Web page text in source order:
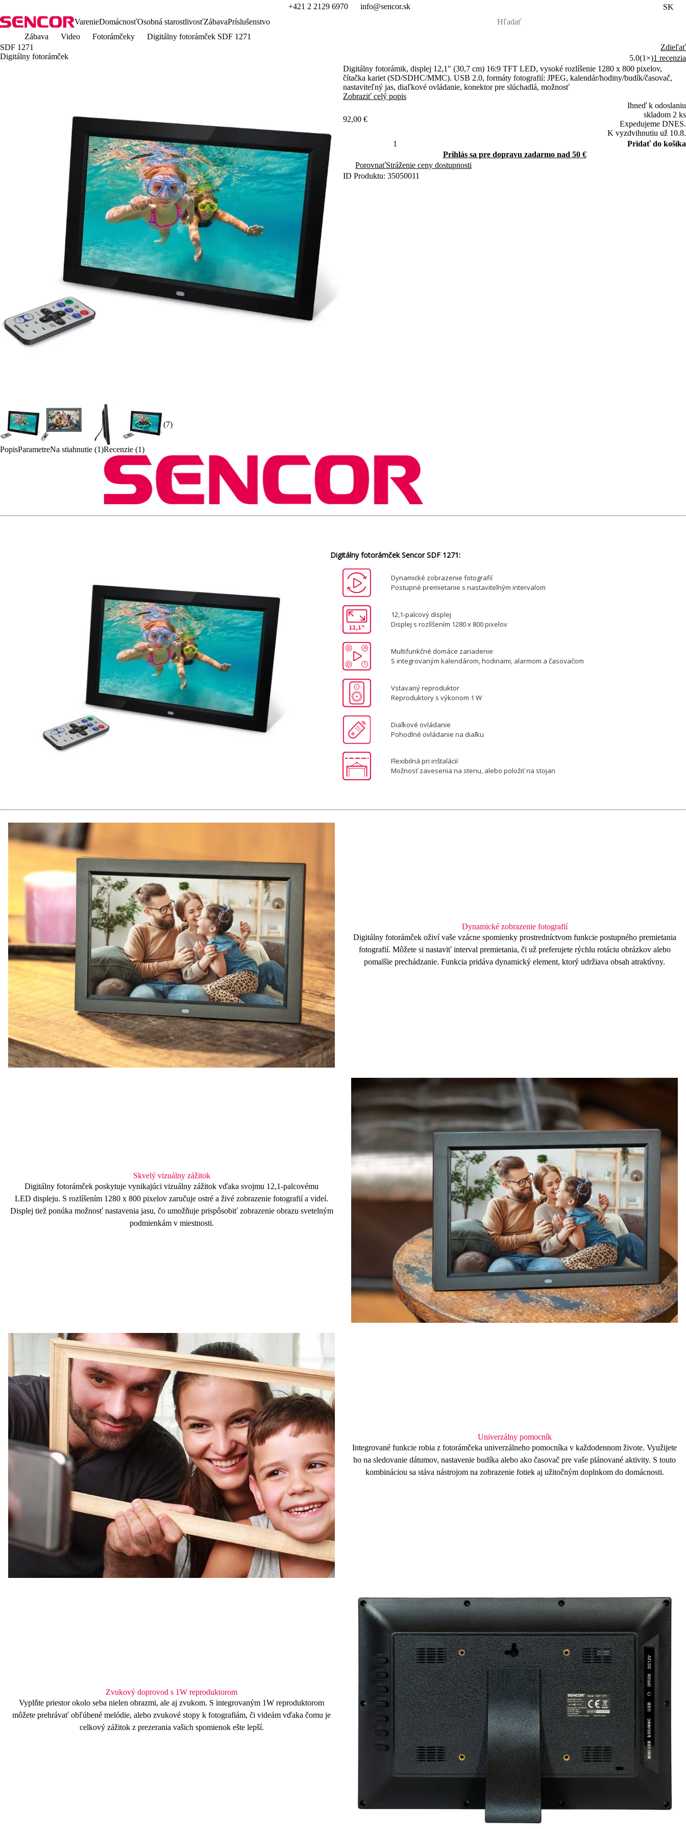
+421 2 2129 6970 info@sencor.sk
SK
VarenieDomácnosťOsobná starostlivosťZábavaPríslušenstvo
Zábava
Video Fotorámčeky
Digitálny fotorámček SDF 1271
SDF 1271
Digitálny fotorámček
(7)
Zdieľať
5.0(1×)1 recenzia
Digitálny fotorámik, displej 12,1" (30,7 cm) 16:9 TFT LED, vysoké rozlíšenie 1280 x 800 pixelov,
čítačka kariet (SD/SDHC/MMC). USB 2.0, formáty fotografií: JPEG, kalendár/hodiny/budík/časovač,
nastaviteľný jas, diaľkové ovládanie, konektor pre slúchadlá, možnosť
Zobraziť celý popis
92,00 €
Ihneď k odoslaniu
skladom 2 ks
Expedujeme DNES.
K vyzdvihnutiu už 10.8.
Pridať do košíka
Prihlás sa pre dopravu zadarmo nad 50 €
PorovnaťStráženie ceny dostupnosti
ID Produktu: 35050011
PopisParametreNa stiahnutie (1)Recenzie (1)
Digitálny fotorámček Sencor SDF 1271:
Dynamické zobrazenie fotografií
Postupné premietanie s nastaviteľným intervalom
12,1-palcový displej
Displej s rozlíšením 1280 x 800 pixelov
Multifunkčné domáce zariadenie
S integrovaným kalendárom, hodinami, alarmom a časovačom
Vstavaný reproduktor
Reproduktory s výkonom 1 W
Diaľkové ovládanie
Pohodlné ovládanie na diaľku
Flexibilná pri inštalácií
Možnosť zavesenia na stenu, alebo položiť na stojan
Dynamické zobrazenie fotografií
Digitálny fotorámček oživí vaše vzácne spomienky prostredníctvom funkcie postupného premietania
fotografií. Môžete si nastaviť interval premietania, či už preferujete rýchlu rotáciu obrázkov alebo
pomalšie prechádzanie. Funkcia pridáva dynamický element, ktorý udržiava obsah atraktívny.
Skvelý vizuálny zážitok
Digitálny fotorámček poskytuje vynikajúci vizuálny zážitok vďaka svojmu 12,1-palcovému
LED displeju. S rozlíšením 1280 x 800 pixelov zaručuje ostré a živé zobrazenie fotografií a videí.
Displej tiež ponúka možnosť nastavenia jasu, čo umožňuje prispôsobiť zobrazenie obrazu svetelným
podmienkám v miestnosti.
Univerzálny pomocník
Integrované funkcie robia z fotorámčeka univerzálneho pomocníka v každodennom živote. Využijete
ho na sledovanie dátumov, nastavenie budíka alebo ako časovač pre vaše plánované aktivity. S touto
kombináciou sa stáva nástrojom na zobrazenie fotiek aj užitočným doplnkom do domácnosti.
Zvukový doprovod s 1W reproduktorom
Vyplňte priestor okolo seba nielen obrazmi, ale aj zvukom. S integrovaným 1W reproduktorom
môžete prehrávať obľúbené melódie, alebo zvukové stopy k fotografiám, či videám vďaka čomu je
celkový zážitok z prezerania vašich spomienok ešte lepší.